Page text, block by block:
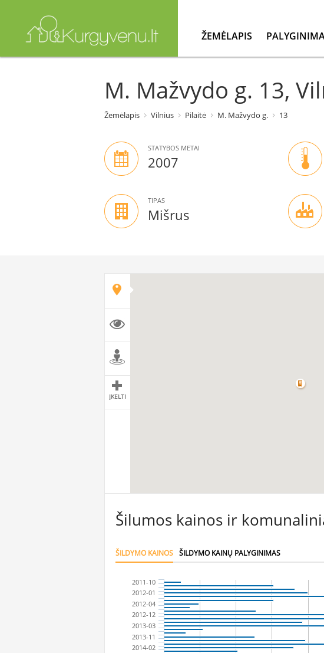
ŽEMĖLAPIS
M. Mažvydo g. 13,
Žemėlapis Vilnius Pilaitė M. Mažvydo g. 13
STATYBOS METAI
2007
TIPAS
Mišrus
ĮKELTI
Šilumos kainos ir
ŠILDYMO KAINOS ŠILDYMO KAINŲ PALYGINIMAS
2011-10
2012-01
2012-04
2012-12
2013-03
2013-11
2014-02